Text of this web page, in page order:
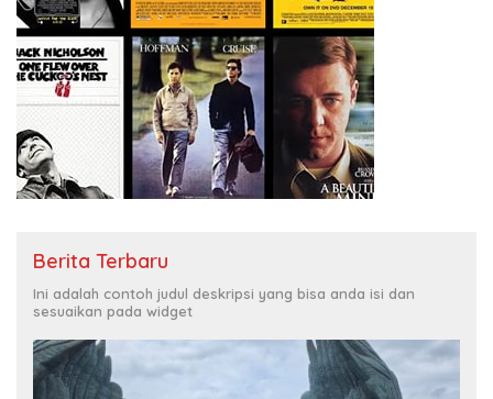
Berita Terbaru
Ini adalah contoh judul deskripsi yang bisa anda isi dan
sesuaikan pada widget